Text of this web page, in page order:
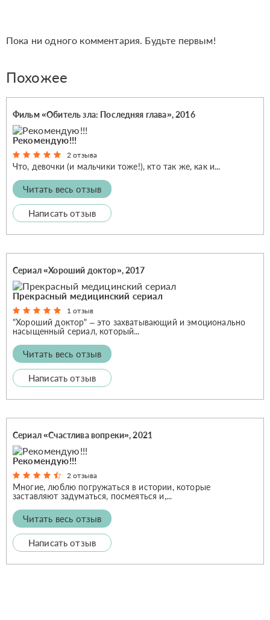
Пока ни одного комментария. Будьте первым!
Похожее
Фильм «Обитель зла: Последняя глава», 2016
Рекомендую!!!
2 отзыва
Что, девочки (и мальчики тоже!), кто так же, как и...
Читать весь отзыв
Написать отзыв
Сериал «Хороший доктор», 2017
Прекрасный медицинский сериал
1 отзыв
"Хороший доктор" – это захватывающий и эмоционально
насыщенный сериал, который...
Читать весь отзыв
Написать отзыв
Сериал «Счастлива вопреки», 2021
Рекомендую!!!
2 отзыва
Многие, люблю погружаться в истории, которые
заставляют задуматься, посмеяться и,...
Читать весь отзыв
Написать отзыв